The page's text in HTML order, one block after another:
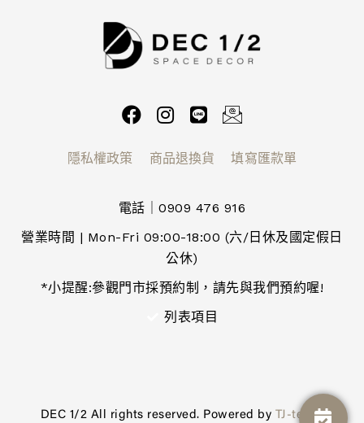
隱私權政策 商品退換貨 填寫匯款單
電話｜0909 476 916
營業時間 | Mon-Fri 09:00-18:00 (六/日休及國定假日
公休)
*小提醒:參觀門市採預約制，請先與我們預約喔!
列表項目
DEC 1/2 All rights reserved. Powered by TJ-tech.